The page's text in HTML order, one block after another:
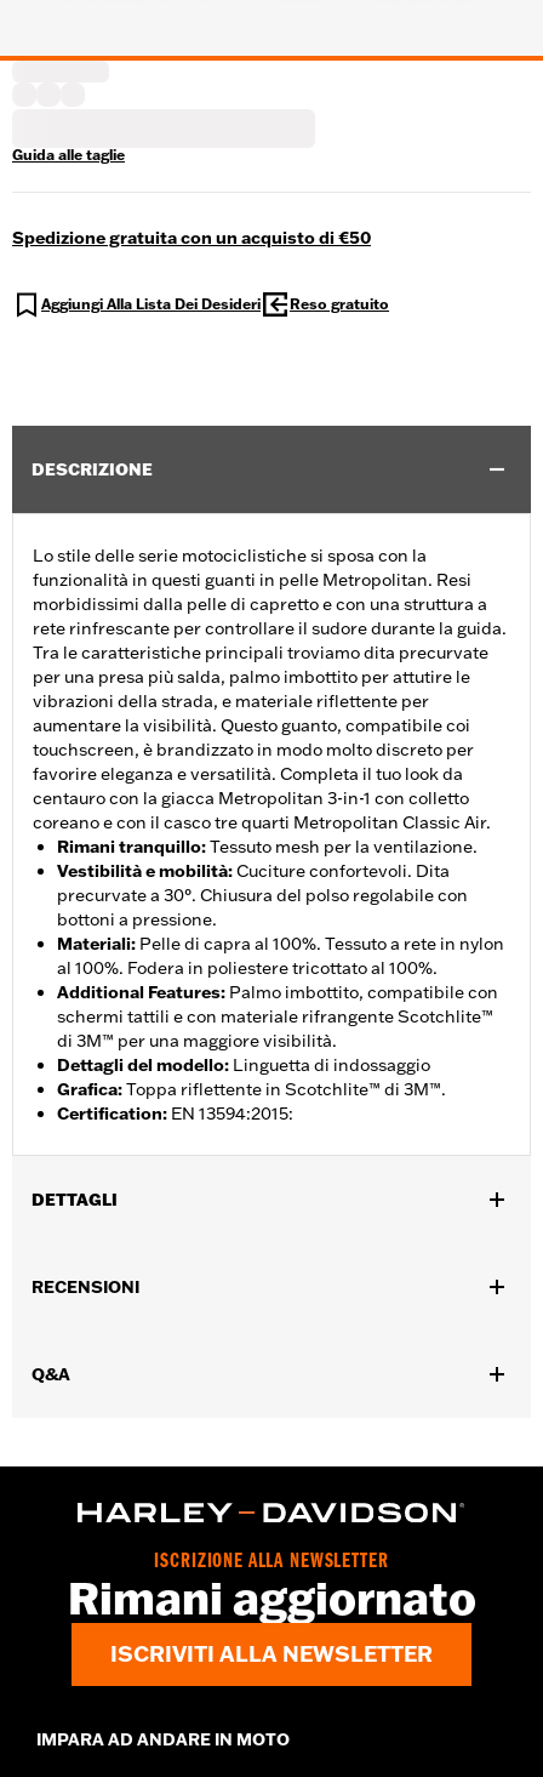
Guida alle taglie
Spedizione gratuita con un acquisto di €50
Aggiungi Alla Lista Dei Desideri Reso gratuito
DESCRIZIONE
Lo stile delle serie motociclistiche si sposa con la
funzionalità in questi guanti in pelle Metropolitan. Resi
morbidissimi dalla pelle di capretto e con una struttura a
rete rinfrescante per controllare il sudore durante la guida.
Tra le caratteristiche principali troviamo dita precurvate
per una presa più salda, palmo imbottito per attutire le
vibrazioni della strada, e materiale riflettente per
aumentare la visibilità. Questo guanto, compatibile coi
touchscreen, è brandizzato in modo molto discreto per
favorire eleganza e versatilità. Completa il tuo look da
centauro con la giacca Metropolitan 3-in-1 con colletto
coreano e con il casco tre quarti Metropolitan Classic Air.
Rimani tranquillo:Tessuto mesh per la ventilazione.
Vestibilità e mobilità:Cuciture confortevoli. Dita
precurvate a 30°. Chiusura del polso regolabile con
bottoni a pressione.
Materiali: Pelle di capra al 100%. Tessuto a rete in nylon
al 100%. Fodera in poliestere tricottato al 100%.
Additional Features: Palmo imbottito, compatibile con
schermi tattili e con materiale rifrangente Scotchlite™
di 3M™ per una maggiore visibilità.
Dettagli del modello: Linguetta di indossaggio
Grafica:Toppa riflettente in Scotchlite™ di 3M™.
Certification: EN 13594:2015:
DETTAGLI
Caratteristiche funzionali:
d.com/warranty
RECENSIONI
Q&A
ISCRIZIONE ALLA NEWSLETTER
Rimani aggiornato
ISCRIVITI ALLA NEWSLETTER
IMPARA AD ANDARE IN MOTO